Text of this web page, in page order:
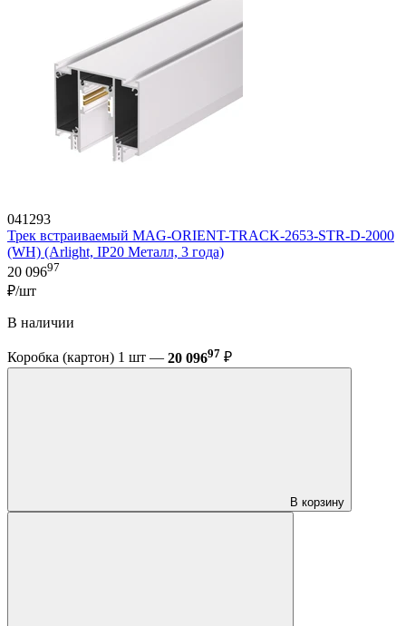
041293
Трек встраиваемый MAG-ORIENT-TRACK-2653-STR-D-2000
(WH) (Arlight, IP20 Металл, 3 года)
20 09697
₽/шт
В наличии
Коробка (картон) 1 шт — 20 09697 ₽
В корзину